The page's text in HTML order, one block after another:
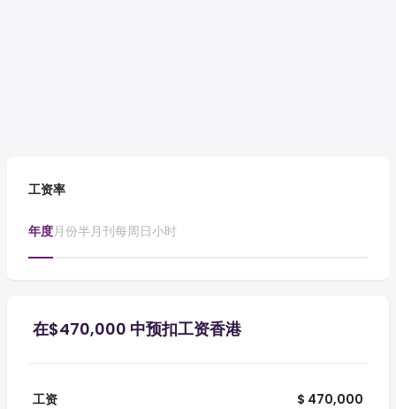
工资率
年度月份半月刊每周日小时
在$470,000 中预扣工资香港
工资
$ 470,000